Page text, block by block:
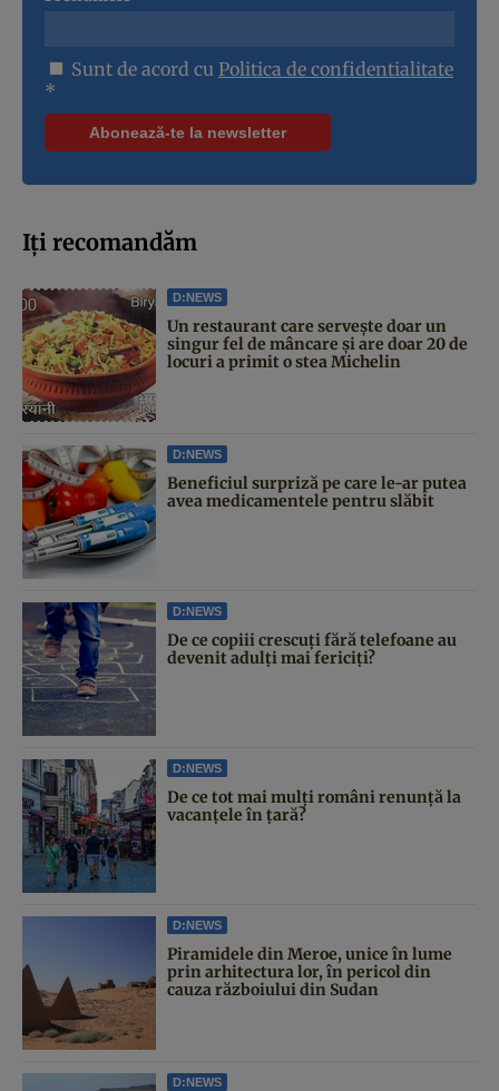
Sunt de acord cu Politica de confidentialitate
*
Iți recomandăm
D:NEWS
Un restaurant care servește doar un
singur fel de mâncare și are doar 20 de
locuri a primit o stea Michelin
D:NEWS
Beneficiul surpriză pe care le-ar putea
avea medicamentele pentru slăbit
D:NEWS
De ce copiii crescuți fără telefoane au
devenit adulți mai fericiți?
D:NEWS
De ce tot mai mulți români renunță la
vacanțele în țară?
D:NEWS
Piramidele din Meroe, unice în lume
prin arhitectura lor, în pericol din
cauza războiului din Sudan
D:NEWS